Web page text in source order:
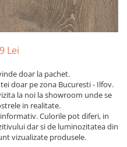
Lei
doar la pachet.
doar pe zona Bucuresti - Ilfov.
la noi la showroom unde se
in realitate.
Culorile pot diferi, in
dar si de luminozitatea din
vizualizate produsele.